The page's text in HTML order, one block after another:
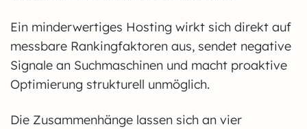
Ein minderwertiges Hosting wirkt sich direkt auf
messbare Rankingfaktoren aus, sendet negative
Signale an Suchmaschinen und macht proaktive
Optimierung strukturell unmöglich.
Die Zusammenhänge lassen sich an vier